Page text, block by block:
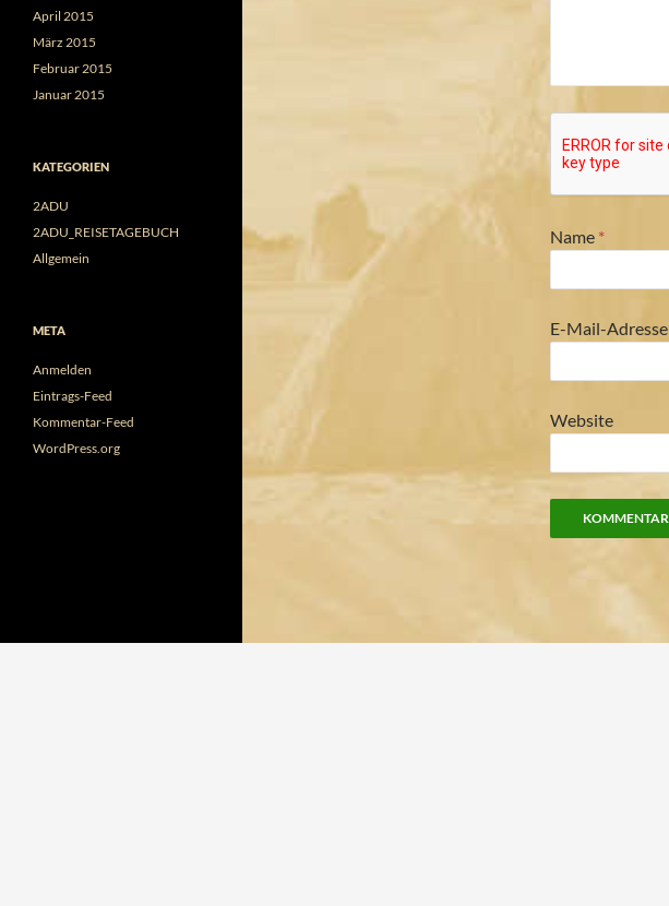
Name *
E-Mail-Adresse
Website
April 2015
März 2015
Februar 2015
Januar 2015
KATEGORIEN
2ADU
2ADU_REISETAGEBUCH
Allgemein
META
Anmelden
Eintrags-Feed
Kommentar-Feed
WordPress.org